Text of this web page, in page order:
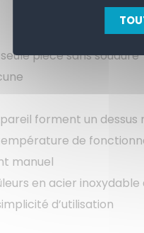
pièce sans soudure
forment un
de
manuel
en acier
d’utilisation